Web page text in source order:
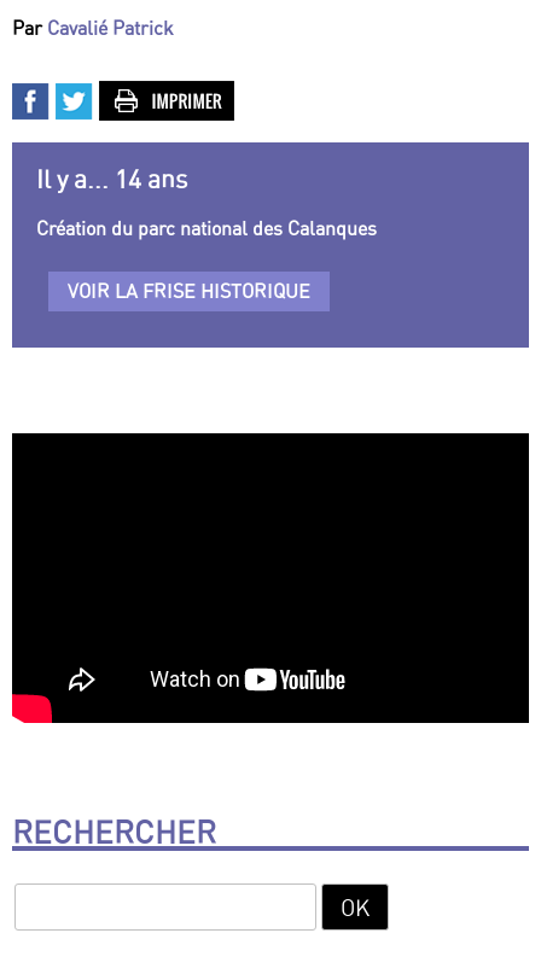
Par Cavalié Patrick
Il y a... 14 ans
Création du parc national des Calanques
VOIR LA FRISE HISTORIQUE
RECHERCHER